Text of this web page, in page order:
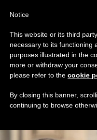
DAY
June
DERNIÈRES
Notice
This website or its third
necessary to its functioning
purposes illustrated in the
more or withdraw your
please refer to the cookie
By closing this banner,
continuing to browse